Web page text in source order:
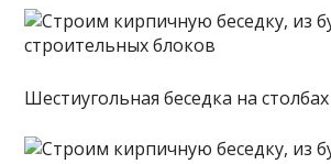
Шестиугольная беседка на